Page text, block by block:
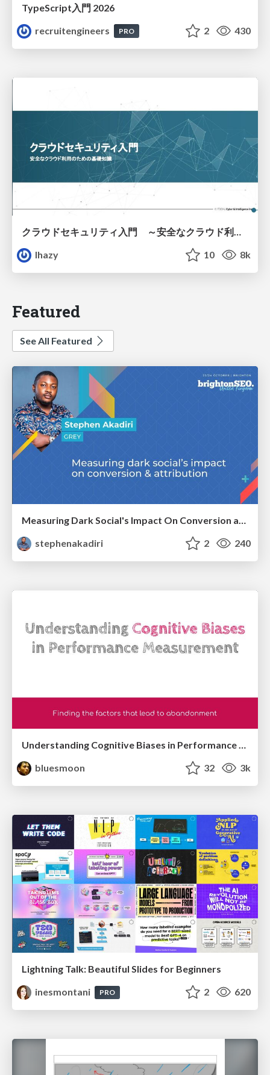
TypeScript入門 2026
recruitengineers
PRO 2 430
クラウドセキュリティ入門 ～安全なクラウド利用のための基礎知識～
lhazy
10 8k
Featured
See All Featured
Measuring Dark Social's Impact On Conversion and Attribution
stephenakadiri
2 240
Understanding Cognitive Biases in Performance Measurement
bluesmoon
32 3k
Lightning Talk: Beautiful Slides for Beginners
inesmontani
PRO 2 620